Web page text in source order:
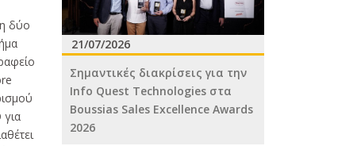
21/07/2026
Σημαντικές διακρίσεις για την
Info Quest Technologies στα
Boussias Sales Excellence Awards
2026
δύο